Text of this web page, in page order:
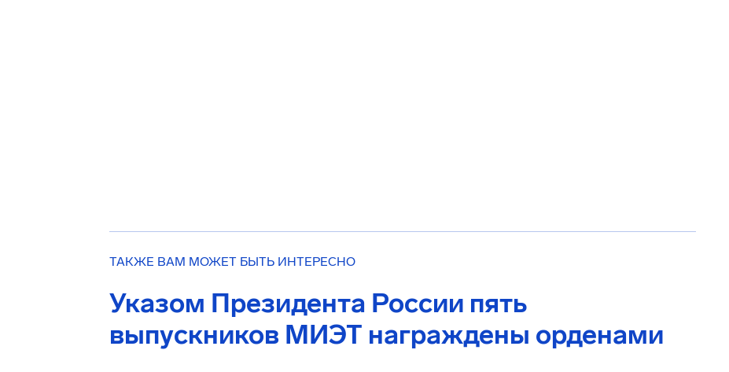
ТАКЖЕ ВАМ МОЖЕТ БЫТЬ ИНТЕРЕСНО
Указом Президента России пять
выпускников МИЭТ награждены орденами